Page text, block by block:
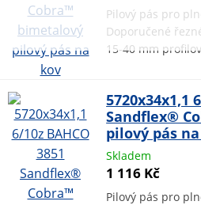
Pilový pás pro
Doporučené
15-40 mm
5720x34x1,1
Sandflex®
pilový pás
Skladem
1 116 Kč
Pilový pás pro